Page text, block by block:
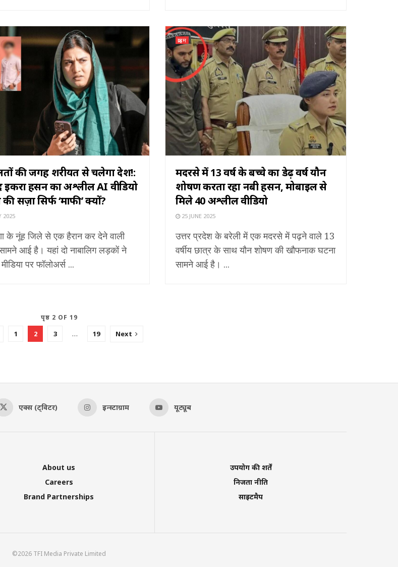
की जगह शरीयत से चलेगा देश!:
इकरा हसन का अश्लील AI वीडियो
सज़ा सिर्फ ‘माफी’ क्यों?
2025
के नूंह जिले से एक हैरान कर देने वाली
आई है। यहां दो नाबालिग लड़कों ने
पर फॉलोअर्स ...
क्राइम
मदरसे में 13 वर्ष के बच्चे का डेढ़ वर्ष यौन
शोषण करता रहा नबी हसन, मोबाइल से
मिले 40 अश्लील वीडियो
25 JUNE 2025
उत्तर प्रदेश के बरेली में एक मदरसे में पढ़ने वाले 13
वर्षीय छात्र के साथ यौन शोषण की खौफनाक घटना
सामने आई है। ...
पृष्ठ 2 OF 19
1 2 3 … 19 Next
एक्स (ट्विटर) इन्स्टाग्राम यूट्यूब
About us
Careers
Brand Partnerships
उपयोग की शर्तें
निजता नीति
साइटमैप
©2026 TFI Media Private Limited